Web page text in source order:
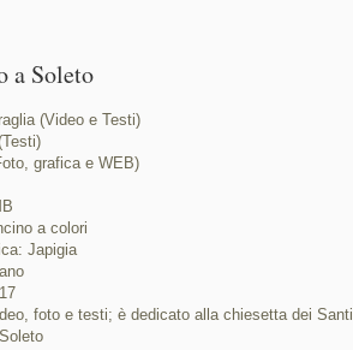
a Soleto
(Video e Testi)
grafica e WEB)
a colori
Japigia
foto e testi; è dedicato alla chiesetta dei Santi